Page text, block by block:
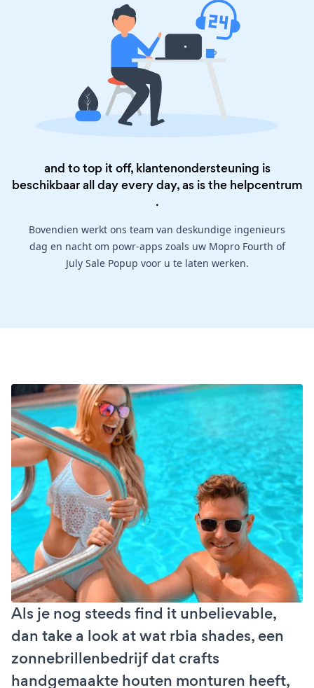
and to top it off, klantenondersteuning is
beschikbaar all day every day, as is the helpcentrum
.
Bovendien werkt ons team van deskundige ingenieurs
dag en nacht om powr-apps zoals uw Mopro Fourth of
July Sale Popup voor u te laten werken.
Als je nog steeds find it unbelievable,
dan take a look at wat rbia shades, een
zonnebrillenbedrijf dat crafts
handgemaakte houten monturen heeft,